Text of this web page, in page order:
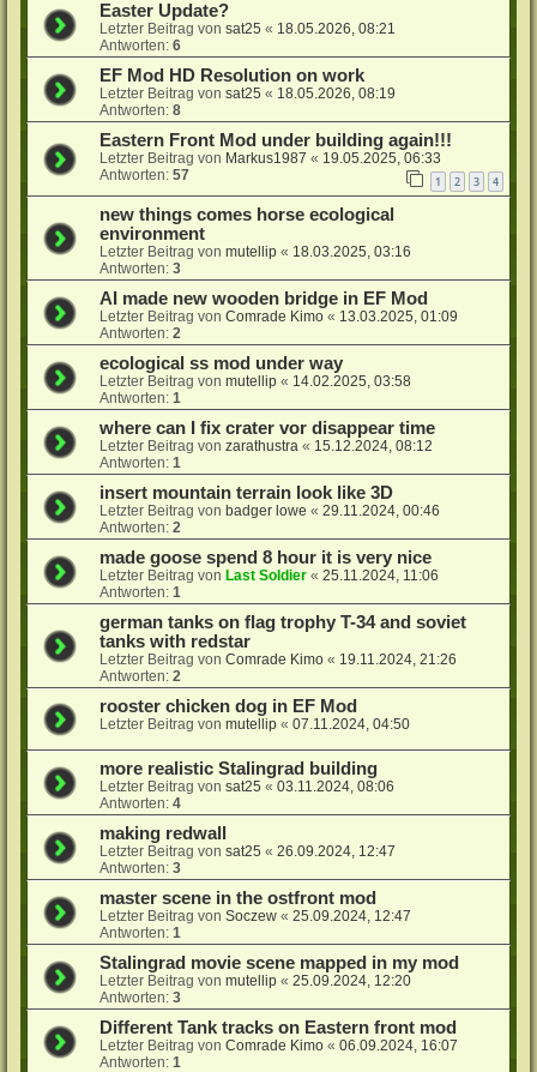
Easter Update?
Letzter Beitrag vonsat25 « 18.05.2026, 08:21
Antworten:6
EF Mod HD Resolution on work
Letzter Beitrag vonsat25 « 18.05.2026, 08:19
Antworten:8
Eastern Front Mod under building again!!!
Letzter Beitrag von Markus1987 « 19.05.2025, 06:33
Antworten:57 1 2 3 4
new things comes horse ecological
environment
Letzter Beitrag vonmutellip « 18.03.2025, 03:16
Antworten:3
AI made new wooden bridge in EF Mod
Letzter Beitrag vonComrade Kimo « 13.03.2025, 01:09
Antworten:2
ecological ss mod under way
Letzter Beitrag vonmutellip « 14.02.2025, 03:58
Antworten:1
where can I fix crater vor disappear time
Letzter Beitrag vonzarathustra « 15.12.2024, 08:12
Antworten:1
insert mountain terrain look like 3D
Letzter Beitrag von badger lowe «29.11.2024, 00:46
Antworten:2
made goose spend 8 hour it is very nice
Letzter Beitrag von Last Soldier «25.11.2024, 11:06
Antworten:1
german tanks on flag trophy T-34 and soviet
tanks with redstar
Letzter Beitrag vonComrade Kimo « 19.11.2024, 21:26
Antworten:2
rooster chicken dog in EF Mod
Letzter Beitrag vonmutellip «07.11.2024, 04:50
more realistic Stalingrad building
Letzter Beitrag vonsat25 «03.11.2024, 08:06
Antworten:4
making redwall
Letzter Beitrag vonsat25 «26.09.2024, 12:47
Antworten:3
master scene in the ostfront mod
Letzter Beitrag vonSoczew «25.09.2024, 12:47
Antworten:1
Stalingrad movie scene mapped in my mod
Letzter Beitrag vonmutellip «25.09.2024, 12:20
Antworten:3
Different Tank tracks on Eastern front mod
Letzter Beitrag vonComrade Kimo «06.09.2024, 16:07
Antworten:1